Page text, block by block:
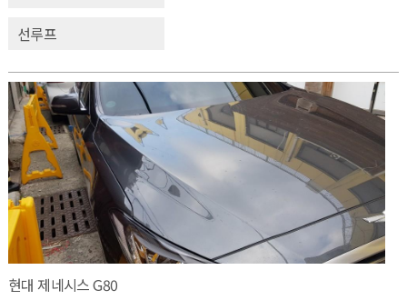
선루프
현대 제네시스 G80